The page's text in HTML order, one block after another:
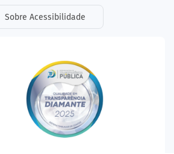
Sobre Acessibilidade